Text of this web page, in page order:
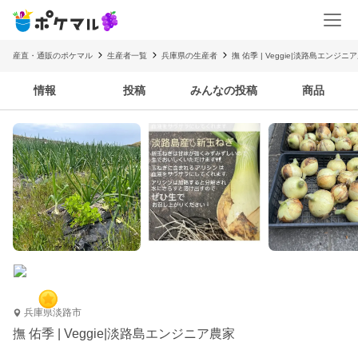
産直・通販のポケマル 生産者一覧 兵庫県の生産者 撫 佑季 | Veggie|淡路島エンジニ
情報 投稿 みんなの投稿 商品
兵庫県淡路市
撫 佑季 | Veggie|淡路島エンジニア農家